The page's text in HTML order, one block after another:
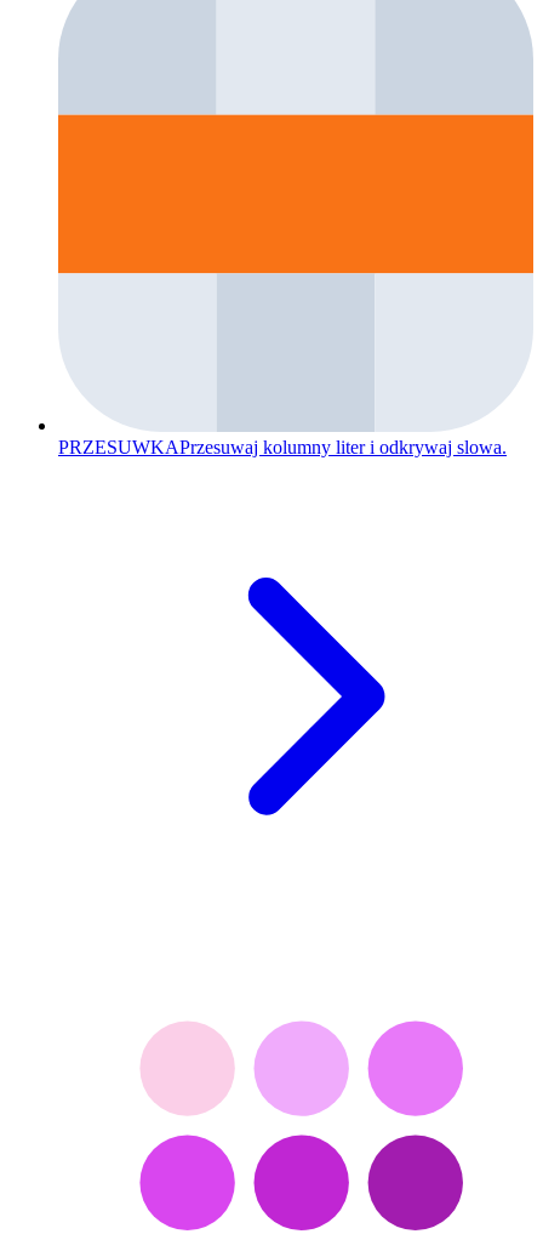
PRZESUWKAPrzesuwaj kolumny liter i odkrywaj slowa.